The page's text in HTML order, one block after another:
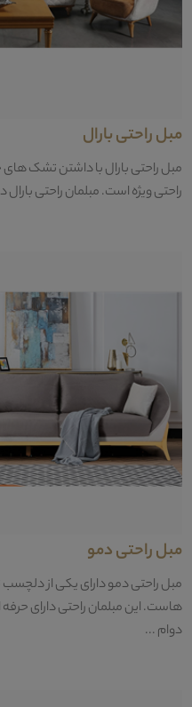
مبل راحتی بارال
مبل راحتی بارال با داشتن تشک
راحتی ویژه است. مبلمان راحتی بارال
مبل راحتی دمو
مبل راحتی دمو دارای یکی از
هاست. این مبلمان راحتی دارای
دوام ...